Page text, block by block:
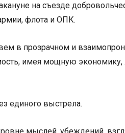
на съезде
флота и ОПК.
в прозрачном и
имея мощную
единого выстрела.